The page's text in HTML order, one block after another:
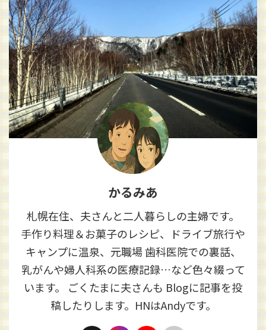
かるみあ
札幌在住、夫さんと二人暮らしの主婦です。
手作り料理＆お菓子のレシピ、ドライブ旅行や
キャンプに温泉、元職場 歯科医院での裏話、
乳がんや婦人科系の医療記録…など色々綴って
います。 ごくたまに夫さんも Blogに記事を投
稿したりします。HNはAndyです。